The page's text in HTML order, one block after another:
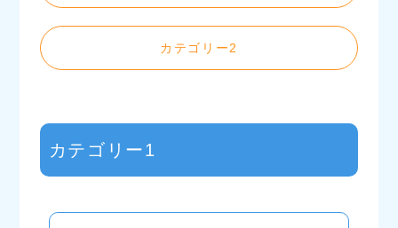
カテゴリー2
カテゴリー1